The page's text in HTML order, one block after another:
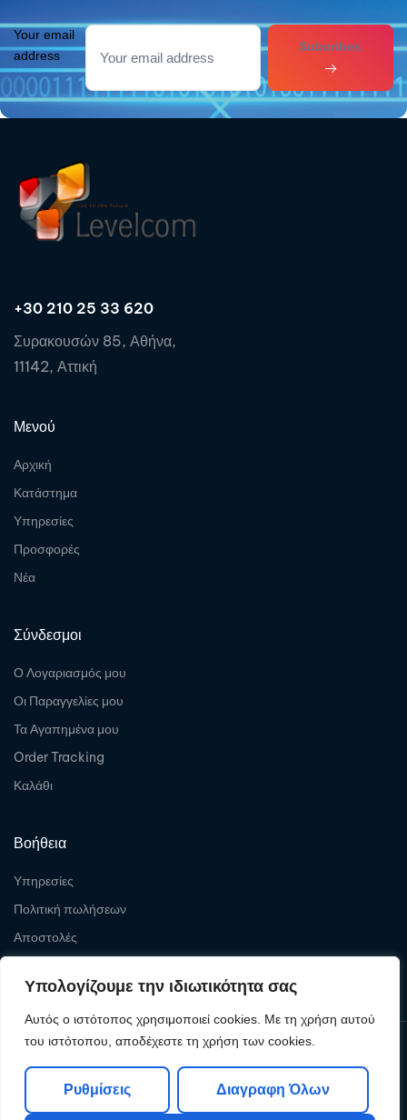
Υπολογίζουμε την ιδιωτικότητα σας
Αυτός ο ιστότοπος χρησιμοποιεί cookies. Με τη χρήση αυτού
του ιστότοπου, αποδέχεστε τη χρήση των cookies.
Ρυθμίσεις Διαγραφη Όλων
Your email
address
Subcribes
+30 210 25 33 620
Συρακουσών 85, Αθήνα,
11142, Αττική
Μενού
Αρχική
Κατάστημα
Υπηρεσίες
Προσφορές
Νέα
Σύνδεσμοι
Ο Λογαριασμός μου
Οι Παραγγελίες μου
Τα Αγαπημένα μου
Order Tracking
Καλάθι
Βοήθεια
Υπηρεσίες
Πολιτική πωλήσεων
Αποστολές
Copyright © 2026Levelcom| Powered by Levelcom